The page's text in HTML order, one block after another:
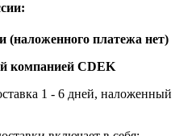
(наложенного платежа нет)
компанией CDEK
1 - 6 дней, наложенный